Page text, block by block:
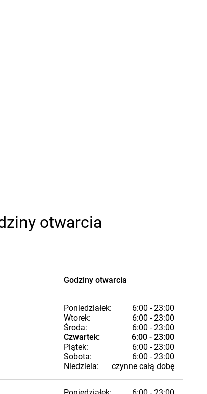
otwarcia
Godziny otwarcia
Poniedziałek:
6:00 - 23:00
Wtorek:
6:00 - 23:00
Środa:
6:00 - 23:00
Czwartek:
6:00 - 23:00
Piątek:
6:00 - 23:00
Sobota:
6:00 - 23:00
Niedziela:
czynne całą dobę